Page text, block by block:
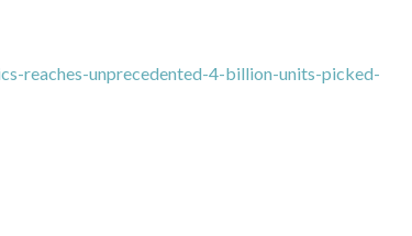
reaches-unprecedented-4-billion-units-picked-